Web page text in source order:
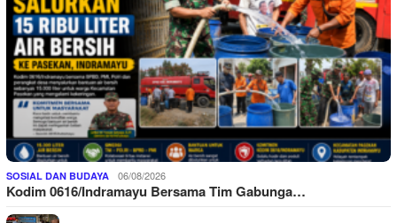
SOSIAL DAN BUDAYA 06/08/2026
Kodim 0616/Indramayu Bersama Tim Gabunga…